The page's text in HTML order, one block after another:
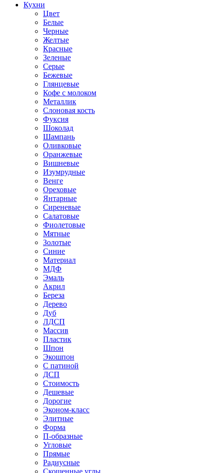
Кухни
Цвет
Белые
Черные
Желтые
Красные
Зеленые
Серые
Бежевые
Глянцевые
Кофе с молоком
Металлик
Слоновая кость
Фуксия
Шоколад
Шампань
Оливковые
Оранжевые
Вишневые
Изумрудные
Венге
Ореховые
Янтарные
Сиреневые
Салатовые
Фиолетовые
Мятные
Золотые
Синие
Материал
МДФ
Эмаль
Акрил
Береза
Дерево
Дуб
ЛДСП
Массив
Пластик
Шпон
Экошпон
С патиной
ДСП
Стоимость
Дешевые
Дорогие
Эконом-класс
Элитные
Форма
П-образные
Угловые
Прямые
Радиусные
Скошенные углы